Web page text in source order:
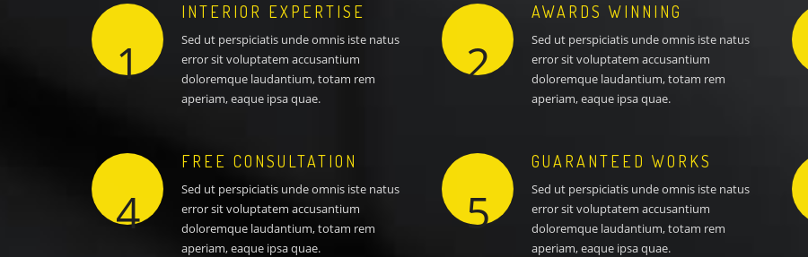
1
INTERIOR EXPERTISE
Sed ut perspiciatis unde omnis iste natus
error sit voluptatem accusantium
doloremque laudantium, totam rem
aperiam, eaque ipsa quae.
2
AWARDS WINNING
Sed ut perspiciatis unde omnis iste natus
error sit voluptatem accusantium
doloremque laudantium, totam rem
aperiam, eaque ipsa quae.
4
FREE CONSULTATION
Sed ut perspiciatis unde omnis iste natus
error sit voluptatem accusantium
doloremque laudantium, totam rem
aperiam, eaque ipsa quae.
5
GUARANTEED WORKS
Sed ut perspiciatis unde omnis iste natus
error sit voluptatem accusantium
doloremque laudantium, totam rem
aperiam, eaque ipsa quae.